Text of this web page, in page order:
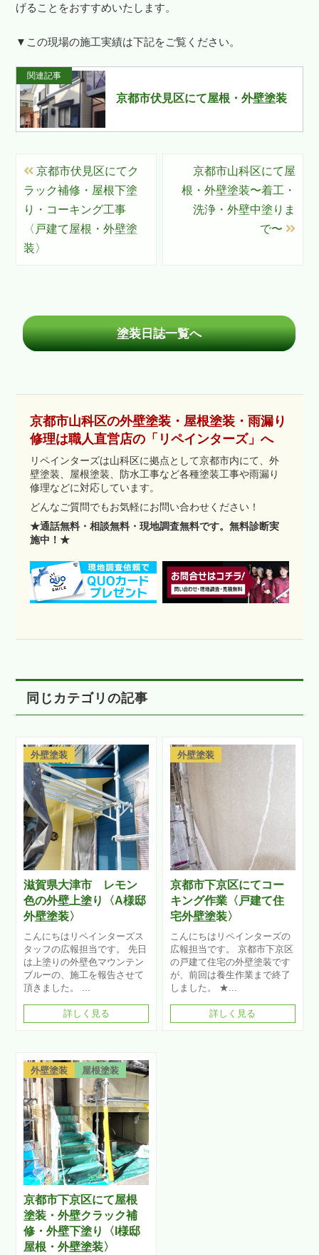
げることをおすすめいたします。
▼この現場の施工実績は下記をご覧ください。
関連記事
京都市伏見区にて屋根・外壁塗装
京都市伏見区にてク
ラック補修・屋根下塗
り・コーキング工事
〈戸建て屋根・外壁塗
装〉
京都市山科区にて屋
根・外壁塗装〜着工・
洗浄・外壁中塗りま
で〜
塗装日誌一覧へ
京都市山科区の外壁塗装・屋根塗装・雨漏り
修理は職人直営店の「リペインターズ」へ
リペインターズは山科区に拠点として京都市内にて、外
壁塗装、屋根塗装、防水工事など各種塗装工事や雨漏り
修理などに対応しています。
どんなご質問でもお気軽にお問い合わせください！
★通話無料・相談無料・現地調査無料です。無料診断実
施中！★
同じカテゴリの記事
外壁塗装
滋賀県大津市 レモン
色の外壁上塗り〈A様邸
外壁塗装〉
こんにちはリペインターズス
タッフの広報担当です。 先日
は上塗りの外壁色マウンテン
ブルーの、施工を報告させて
頂きました。 ...
詳しく見る
外壁塗装
京都市下京区にてコー
キング作業〈戸建て住
宅外壁塗装〉
こんにちはリペインターズの
広報担当です。 京都市下京区
の戸建て住宅の外壁塗装です
が、前回は養生作業まで終了
しました。 ★...
詳しく見る
外壁塗装 屋根塗装
京都市下京区にて屋根
塗装・外壁クラック補
修・外壁下塗り〈I様邸
屋根・外壁塗装〉